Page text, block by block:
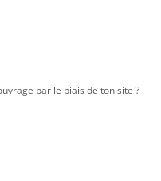
par le biais de ton site ?